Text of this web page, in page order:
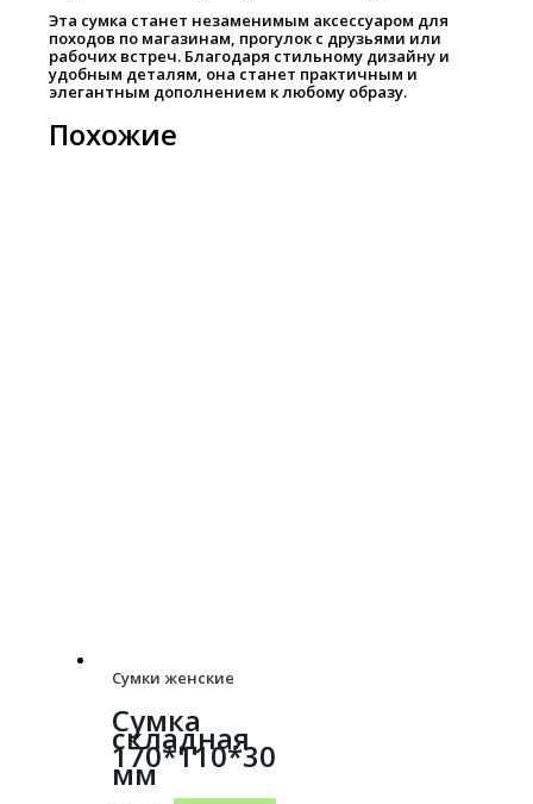
Эта сумка станет незаменимым аксессуаром для
походов по магазинам, прогулок с друзьями или
рабочих встреч. Благодаря стильному дизайну и
удобным деталям, она станет практичным и
элегантным дополнением к любому образу.
Похожие
Сумки женские
Сумка
складная
170*110*30
мм